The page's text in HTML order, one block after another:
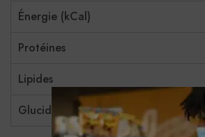
Énergie (kCal)
Protéines
Lipides
Glucides